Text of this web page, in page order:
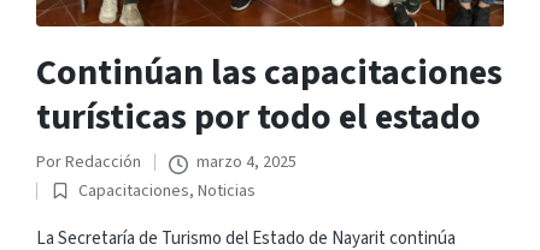
Continúan las capacitaciones
turísticas por todo el estado
Publicado
por
PorRedacción
marzo 4, 2025
Publicado
en
Capacitaciones, Noticias
La Secretaría de Turismo del Estado de Nayarit continúa